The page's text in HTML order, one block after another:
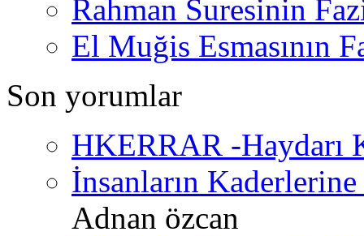
Rahman Suresinin
El Muğis Esmasının
Son yorumlar
HKERRAR -Haydarı
İnsanların
Adnan özcan